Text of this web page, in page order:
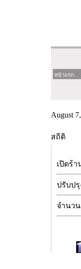
หน้าแรก
August
สถิติ
เปิดร้า
ปรับป
จำนว